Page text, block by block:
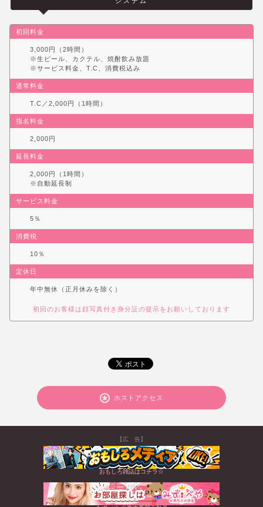
初回料金
3,000円（2時間）
※生ビール、カクテル、焼酎飲み放題
※サービス料金、T.C、消費税込み
通常料金
T.C／2,000円（1時間）
指名料金
2,000円
延長料金
2,000円（1時間）
※自動延長制
サービス料金
5％
消費税
10％
定休日
年中無休（正月休みを除く）
初回のお客様は顔写真付き身分証の提示をお願いしております
ホストアクセス
【広 告】
おもしろ雑誌はコチラ☆